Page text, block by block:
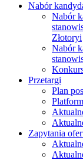
Nabór
Nabór
Złotoryi
Nabór
Przetargi
Plan
Zapytania